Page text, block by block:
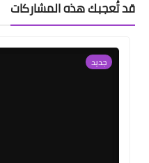
قد تُعجبك هذه المشاركات
جديد